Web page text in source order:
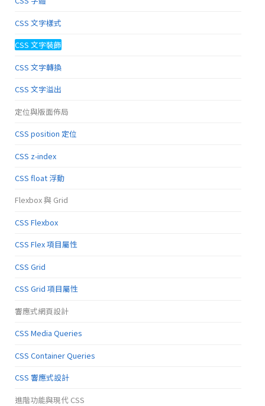
CSS 文字樣式
CSS 文字裝飾
CSS 文字轉換
CSS 文字溢出
定位與版面佈局
CSS position 定位
CSS z-index
CSS float 浮動
Flexbox 與 Grid
CSS Flexbox
CSS Flex 項目屬性
CSS Grid
CSS Grid 項目屬性
響應式網頁設計
CSS Media Queries
CSS Container Queries
CSS 響應式設計
進階功能與現代 CSS